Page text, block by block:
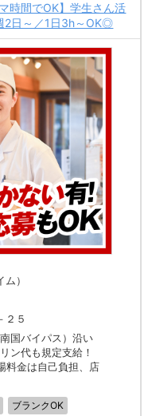
時間でOK】学生さん活
2日～／1日3h～OK◎
）
２５
国バイパス）沿い
ン代も規定支給！
料金は自己負担、店
ブランクOK